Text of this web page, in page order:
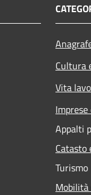
Cultura
Vita
Appalti
Catasto
Turismo